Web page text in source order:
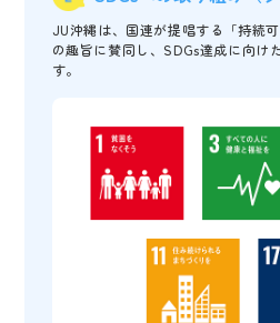
JU沖縄は、国連が提唱する「持続可
の趣旨に賛同し、SDGs達成に向け
す。